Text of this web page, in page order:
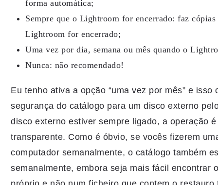
forma automática;
Sempre que o Lightroom for encerrado: faz cópias
Lightroom for encerrado;
Uma vez por dia, semana ou mês quando o
Nunca: não recomendado!
Eu tenho ativa a opção “uma vez por mês” e
segurança do catálogo para um disco externo
disco externo estiver sempre ligado, a operação
transparente. Como é óbvio, se vocês fizerem
computador semanalmente, o catálogo também
semanalmente, embora seja mais fácil encontrar